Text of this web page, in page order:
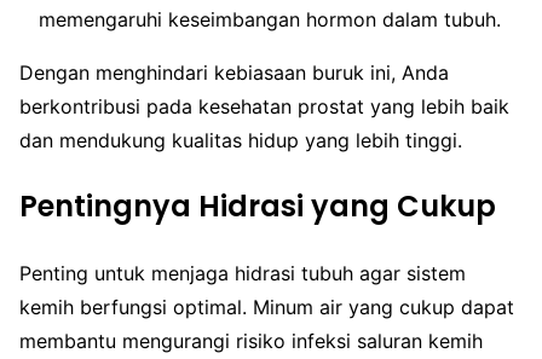
memengaruhi keseimbangan hormon dalam tubuh.
Dengan menghindari kebiasaan buruk ini, Anda
berkontribusi pada kesehatan prostat yang lebih baik
dan mendukung kualitas hidup yang lebih tinggi.
Pentingnya Hidrasi yang Cukup
Penting untuk menjaga hidrasi tubuh agar sistem
kemih berfungsi optimal. Minum air yang cukup dapat
membantu mengurangi risiko infeksi saluran kemih